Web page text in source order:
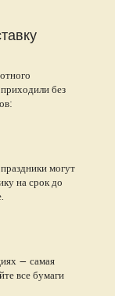
без
могут
на срок до
— самая
все бумаги